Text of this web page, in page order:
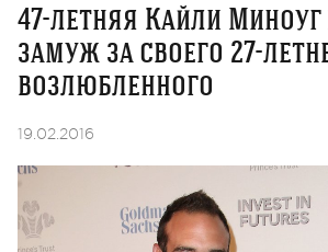
47-летняя Кайли
замуж за своего 27-
возлюбленного
19.02.2016